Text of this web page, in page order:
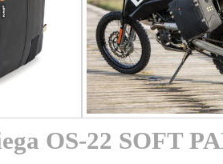
OS-22 SOFT